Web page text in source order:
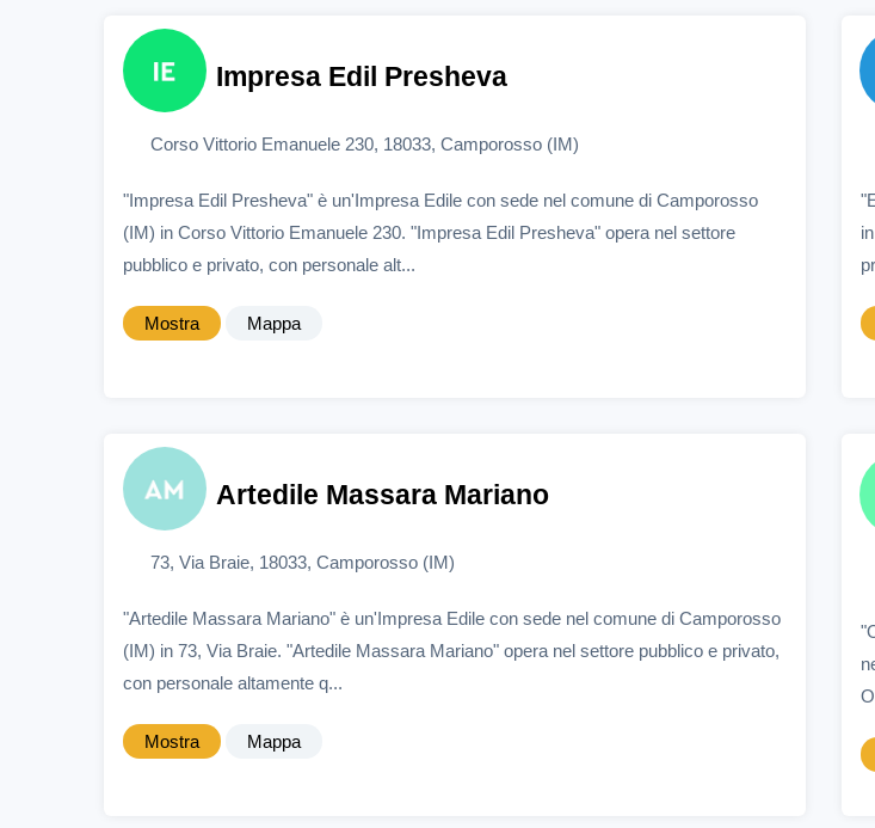
Impresa Edil Presheva
Corso Vittorio Emanuele 230, 18033, Camporosso (IM)
"Impresa Edil Presheva" è un'Impresa Edile con sede nel comune di Camporosso
(IM) in Corso Vittorio Emanuele 230. "Impresa Edil Presheva" opera nel settore
pubblico e privato, con personale alt...
Mostra Mappa
Artedile Massara Mariano
73, Via Braie, 18033, Camporosso (IM)
"Artedile Massara Mariano" è un'Impresa Edile con sede nel comune di Camporosso
(IM) in 73, Via Braie. "Artedile Massara Mariano" opera nel settore pubblico e privato,
con personale altamente q...
Mostra Mappa